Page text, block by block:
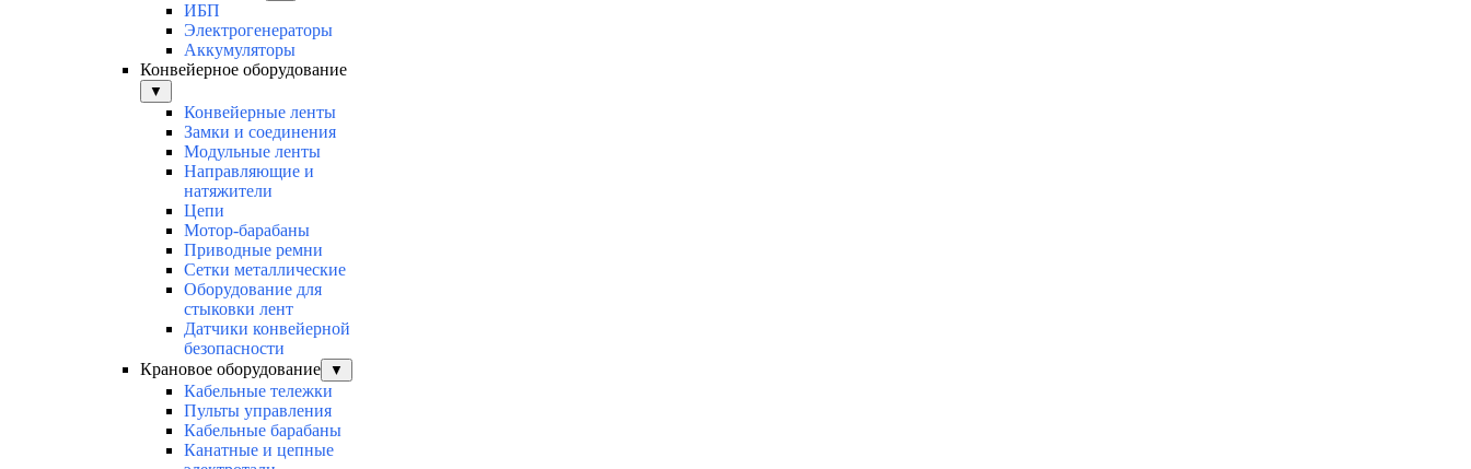
ИБП
Электрогенераторы
Аккумуляторы
Конвейерное оборудование
▼
Конвейерные ленты
Замки и соединения
Модульные ленты
Направляющие и
натяжители
Цепи
Мотор-барабаны
Приводные ремни
Сетки металлические
Оборудование для
стыковки лент
Датчики конвейерной
безопасности
Крановое оборудование
▼
Кабельные тележки
Пульты управления
Кабельные барабаны
Канатные и цепные